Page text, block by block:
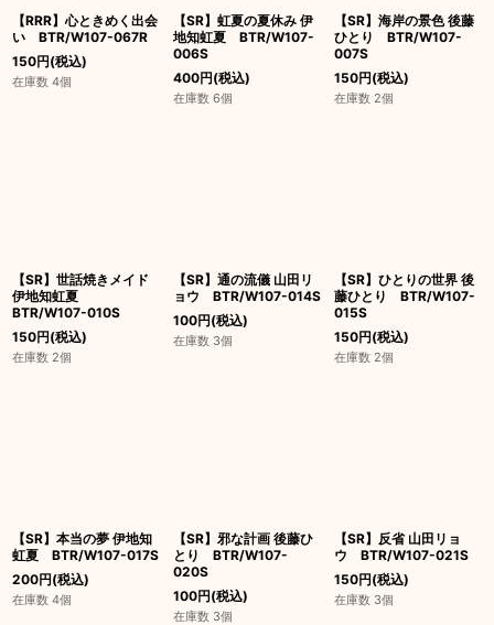
【RRR】心ときめく出会
い BTR/W107-067R
150円(税込)
在庫数 4個
【SR】虹夏の夏休み 伊
地知虹夏 BTR/W107-
006S
400円(税込)
在庫数 6個
【SR】海岸の景色 後藤
ひとり BTR/W107-
007S
150円(税込)
在庫数 2個
【SR】世話焼きメイド
伊地知虹夏
BTR/W107-010S
150円(税込)
在庫数 2個
【SR】通の流儀 山田リ
ョウ BTR/W107-014S
100円(税込)
在庫数 3個
【SR】ひとりの世界 後
藤ひとり BTR/W107-
015S
150円(税込)
在庫数 2個
【SR】本当の夢 伊地知
虹夏 BTR/W107-017S
200円(税込)
在庫数 4個
【SR】邪な計画 後藤ひ
とり BTR/W107-
020S
100円(税込)
在庫数 3個
【SR】反省 山田リョ
ウ BTR/W107-021S
150円(税込)
在庫数 3個